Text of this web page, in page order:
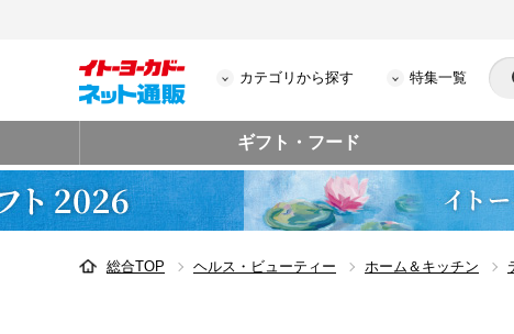
カテゴリから探す 特集一覧
ギフト・フード
総合TOP ヘルス・ビューティー ホーム＆キッチン